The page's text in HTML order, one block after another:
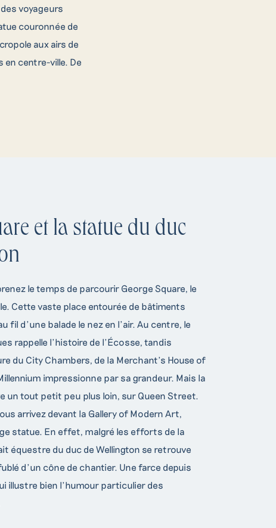
voyageurs
couronnée de
aux airs de
en centre-ville. De
et la statue du duc
le temps de parcourir George Square, le
Cette vaste place entourée de bâtiments
fil d’une balade le nez en l’air. Au centre, le
rappelle l’histoire de l’Écosse, tandis
du City Chambers, de la Merchant’s House of
impressionne par sa grandeur. Mais la
un tout petit peu plus loin, sur Queen Street.
arrivez devant la Gallery of Modern Art,
statue. En effet, malgré les efforts de la
équestre du duc de Wellington se retrouve
d’un cône de chantier. Une farce depuis
illustre bien l’humour particulier des